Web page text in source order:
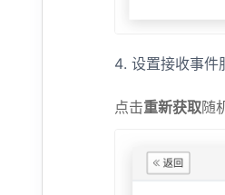
设置接收事件
点击重新获取随